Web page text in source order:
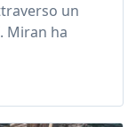
un
Miran ha